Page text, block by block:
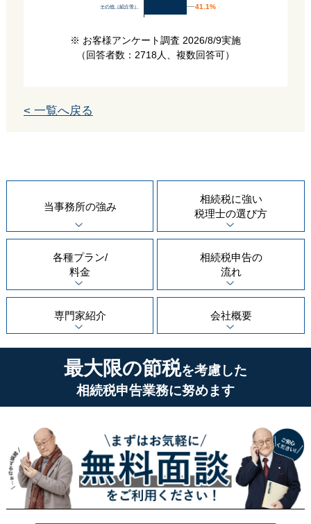
その他（紹介等） 41.1%
41.1%
※ お客様アンケート調査 2026/8/9実施
（回答者数：2718人、複数回答可）
< 一覧へ戻る
当事務所の強み
相続税に強い
税理士の選び方
各種プラン/
料金
相続税申告の
流れ
専門家紹介 会社概要
最大限の節税を考慮した
相続税申告業務に努めます